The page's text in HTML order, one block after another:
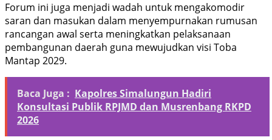
Forum ini juga menjadi wadah untuk mengakomodir
saran dan masukan dalam menyempurnakan rumusan
rancangan awal serta meningkatkan pelaksanaan
pembangunan daerah guna mewujudkan visi Toba
Mantap 2029.
Baca Juga : Kapolres Simalungun Hadiri
Konsultasi Publik RPJMD dan Musrenbang RKPD
2026